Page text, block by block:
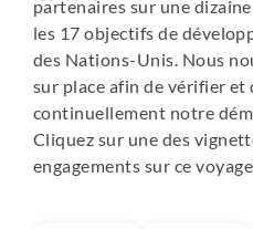
partenaires sur une
les 17 objectifs de
des Nations-Unis. Nous
sur place afin de vérifier et
continuellement notre
Cliquez sur une des
engagements sur ce